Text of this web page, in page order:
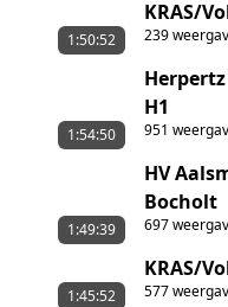
KRAS/
239
1:50:52
H1
951
1:54:50
HV
Bocholt
697
1:49:39
KRAS/
577
1:45:52